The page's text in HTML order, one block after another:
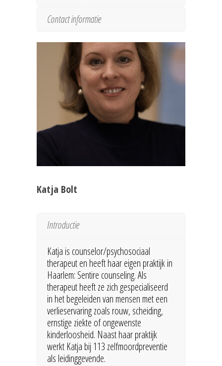
Contact informatie
Katja Bolt
Introductie
Katja is counselor/psychosociaal
therapeut en heeft haar eigen praktijk in
Haarlem: Sentire counseling. Als
therapeut heeft ze zich gespecialiseerd
in het begeleiden van mensen met een
verlieservaring zoals rouw, scheiding,
ernstige ziekte of ongewenste
kinderloosheid. Naast haar praktijk
werkt Katja bij 113 zelfmoordpreventie
als leidinggevende.